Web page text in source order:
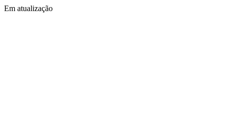
Em atualização